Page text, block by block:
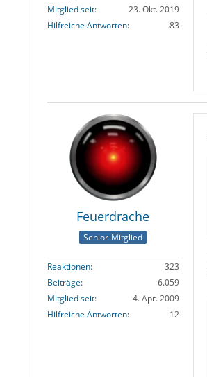
Mitglied seit
23. Okt. 2019
Hilfreiche Antworten
83
Feuerdrache
Senior-Mitglied
Reaktionen
323
Beiträge
6.059
Mitglied seit
4. Apr. 2009
Hilfreiche Antworten
12